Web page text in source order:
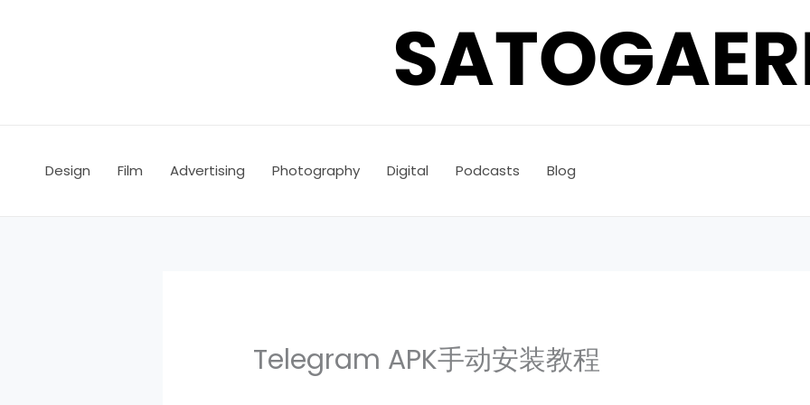
Design Film Advertising Photography Digital Podcasts Blog
Telegram APK手动安装教程